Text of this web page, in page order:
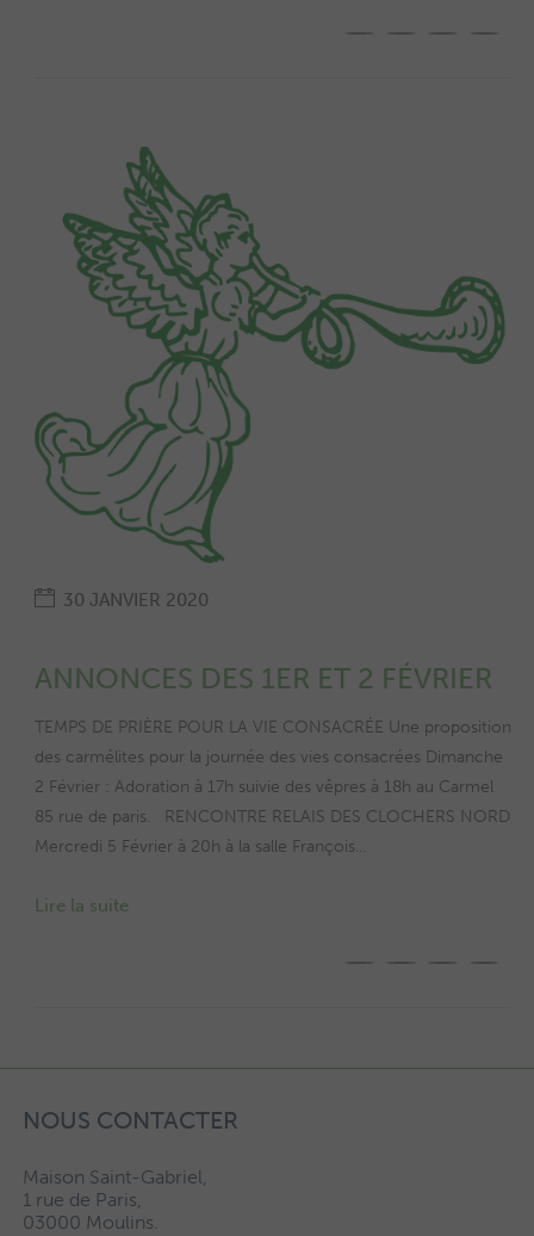
30 JANVIER 2020
ANNONCES DES 1ER ET 2 FÉVRIER
TEMPS DE PRIÈRE POUR LA VIE CONSACRÉE Une proposition
des carmélites pour la journée des vies consacrées Dimanche
2 Février : Adoration à 17h suivie des vêpres à 18h au Carmel
85 rue de paris. RENCONTRE RELAIS DES CLOCHERS NORD
Mercredi 5 Février à 20h à la salle François...
Lire la suite
NOUS CONTACTER
Maison Saint-Gabriel,
1 rue de Paris,
03000 Moulins.